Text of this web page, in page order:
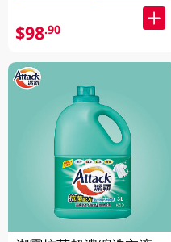
$98.90